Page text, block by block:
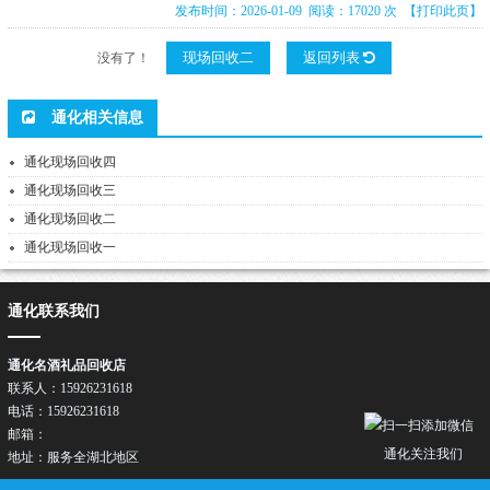
发布时间：2026-01-09 阅读：17020 次 【打印此页】
没有了！ 现场回收二 返回列表
通化相关信息
通化现场回收四
通化现场回收三
通化现场回收二
通化现场回收一
通化关注我们
通化联系我们
通化名酒礼品回收店
联系人：15926231618
电话：15926231618
邮箱：
地址：服务全湖北地区